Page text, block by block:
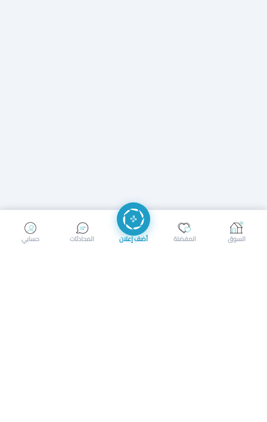
إرسال رسالة إجراء مكالمة
حسابي المحادثات أضف إعلان المفضلة السوق